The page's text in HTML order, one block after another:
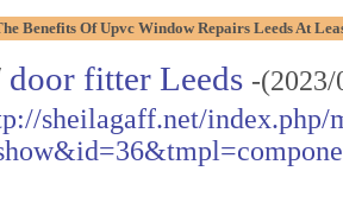
Benefits Of Upvc Window Repairs Leeds At
door fitter Leeds -
sheilagaff.net/index.php/